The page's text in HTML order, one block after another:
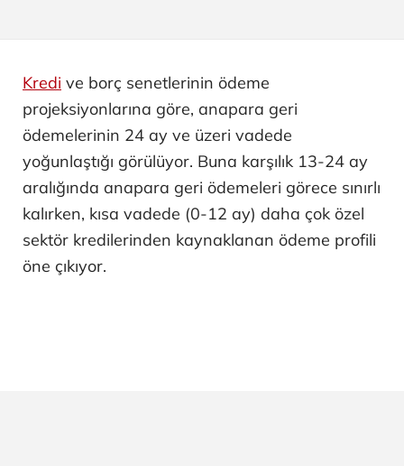
Kredi ve borç senetlerinin ödeme
projeksiyonlarına göre, anapara geri
ödemelerinin 24 ay ve üzeri vadede
yoğunlaştığı görülüyor. Buna karşılık 13-24 ay
aralığında anapara geri ödemeleri görece sınırlı
kalırken, kısa vadede (0-12 ay) daha çok özel
sektör kredilerinden kaynaklanan ödeme profili
öne çıkıyor.